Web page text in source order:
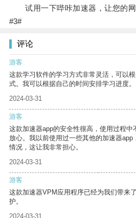
试用一下哔咔加速器，让您的网
#3#
评论
游客
这款学习软件的学习方式非常灵活，可以
式。我可以根据自己的时间安排学习进度。
2024-03-31
游客
这款加速器app的安全性很高，使用过程中
放心。我以前使用过一些其他的加速器app
情况，这让我非常担心。
2024-03-31
游客
这款加速器VPM应用程序已经为我们带来
护。
2024-03-31